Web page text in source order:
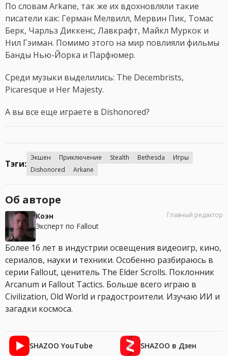
По словам Arkane, так же их вдохновляли такие
писатели как: Герман Мелвилл, Мервин Пик, Томас
Берк, Чарльз Диккенс, Лавкрафт, Майкл Муркок и
Нил Гэиман. Помимо этого на мир повлияли фильмы
Банды Нью-Йорка и Парфюмер.
Среди музыки выделились: The Decembrists,
Picaresque и Her Majesty.
А вы все еще играете в Dishonored?
Тэги:
Экшен Приключение Stealth Bethesda
Игры
Dishonored
Arkane
Об авторе
Коэн
Эксперт по Fallout
Главный редактор
Более 16 лет в индустрии освещения видеоигр, кино,
сериалов, науки и техники. Особенно разбираюсь в
серии Fallout, ценитель The Elder Scrolls. Поклонник
Arcanum и Fallout Tactics. Больше всего играю в
Civilization, Old World и градостроители. Изучаю ИИ и
загадки космоса.
SHAZOO YouTube SHAZOO в Дзен